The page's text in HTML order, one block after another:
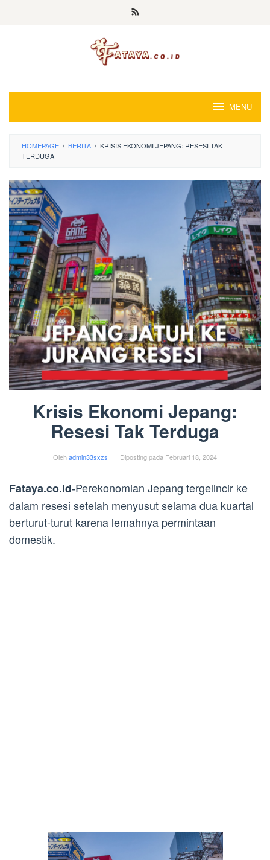
MENU
HOMEPAGE / BERITA / KRISIS EKONOMI JEPANG: RESESI TAK
TERDUGA
Krisis Ekonomi Jepang:
Resesi Tak Terduga
Olehadmin33sxzs Diposting pada Februari 18, 2024
Fataya.co.id-Perekonomian Jepang tergelincir ke
dalam resesi setelah menyusut selama dua kuartal
berturut-turut karena lemahnya permintaan
domestik.